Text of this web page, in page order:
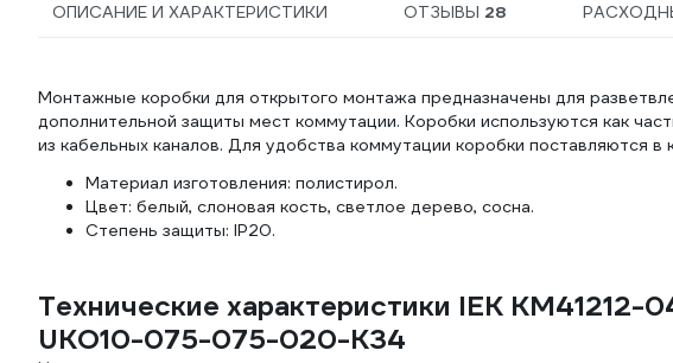
ОПИСАНИЕ И ХАРАКТЕРИСТИКИ ОТЗЫВЫ 28
Монтажные коробки для открытого монтажа предназначены для
дополнительной защиты мест коммутации. Коробки используются как
из кабельных каналов. Для удобства коммутации коробки поставляются в
Материал изготовления: полистирол.
Цвет: белый, слоновая кость, светлое дерево, сосна.
Степень защиты: IP20.
Технические характеристики IEK
UKO10-075-075-020-K34